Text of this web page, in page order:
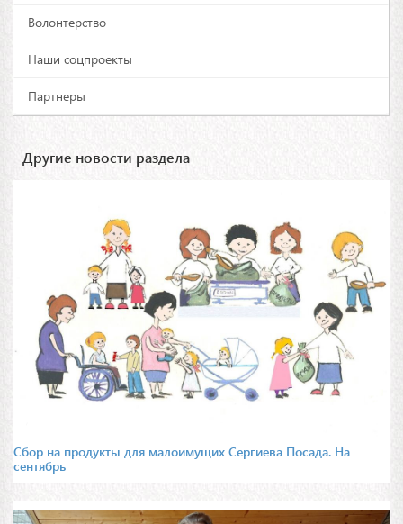
Волонтерство
Наши соцпроекты
Партнеры
Другие новости раздела
Сбор на продукты для малоимущих Сергиева Посада. На
сентябрь